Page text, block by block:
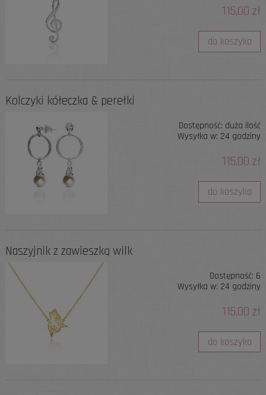
115,00 zł
do koszyka
Kolczyki kółeczka & perełki
Dostępność: duża ilość
Wysyłka w: 24 godziny
115,00 zł
do koszyka
Naszyjnik z zawieszką wilk
Dostępność: 6
Wysyłka w: 24 godziny
115,00 zł
do koszyka